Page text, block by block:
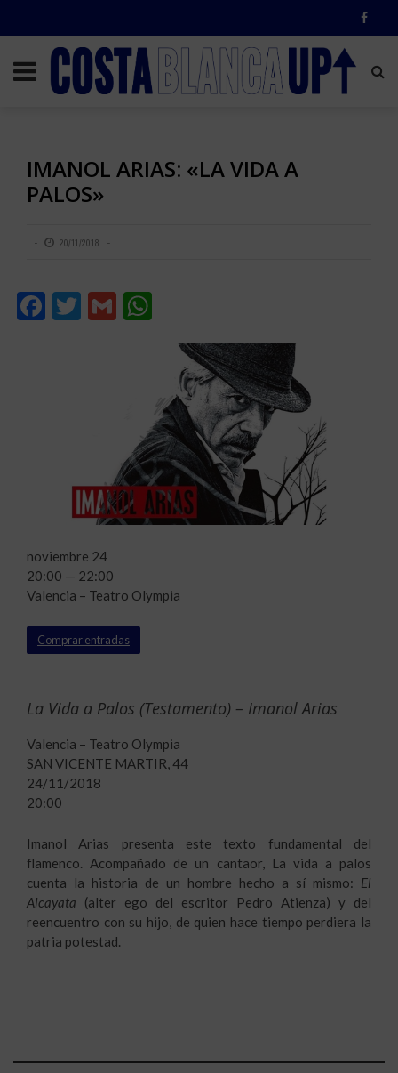
IMANOL ARIAS: «LA VIDA A
PALOS»
20/11/2018
Facebook
Twitter
Gmail
La Vida a Palos (Testamento) – Imanol Arias
Valencia – Teatro Olympia
SAN VICENTE MARTIR, 44
24/11/2018
20:00
Imanol Arias presenta este texto fundamental del
flamenco. Acompañado de un cantaor, La vida a palos
cuenta la historia de un hombre hecho a sí mismo: El
Alcayata (alter ego del escritor Pedro Atienza) y del
reencuentro con su hijo, de quien hace tiempo perdiera la
patria potestad.
noviembre 24
20:00 — 22:00
Valencia – Teatro Olympia
Comprar entradas